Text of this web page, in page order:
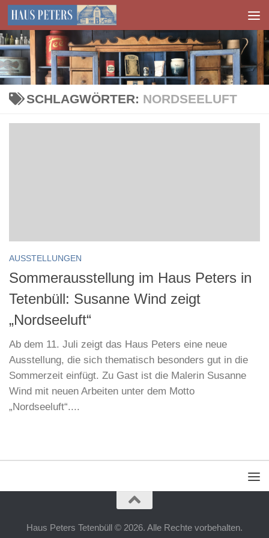
Zum Inhalt springen
SCHLAGWÖRTER: NORDSEELUFT
AUSSTELLUNGEN
Sommerausstellung im Haus Peters in
Tetenbüll: Susanne Wind zeigt
„Nordseeluft“
Ab dem 11. Juli zeigt das Haus Peters eine neue
Ausstellung, die sich thematisch besonders gut in die
Sommerzeit einfügt. Zu Gast ist die Malerin Susanne
Wind mit neuen Arbeiten unter dem Motto
„Nordseeluft“....
Haus Peters Tetenbüll © 2026. Alle Rechte vorbehalten.